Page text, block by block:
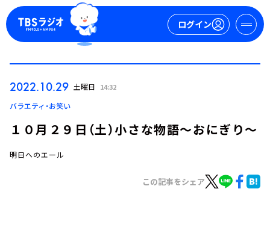
ログイン
ログイン
2022.10.29 土曜日 14:32
バラエティ・お笑い
１０月２９日（土）小さな物語～おにぎり～
明日へのエール
この記事をシェア